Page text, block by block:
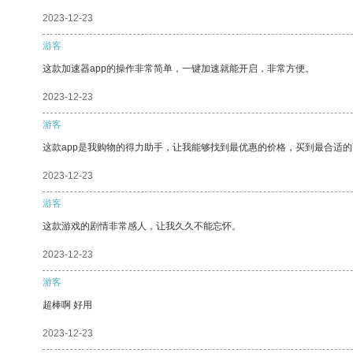
2023-12-23
游客
这款加速器app的操作非常简单，一键加速就能开启，非常方便。
2023-12-23
游客
这款app是我购物的得力助手，让我能够找到最优惠的价格，买到最合适
2023-12-23
游客
这款游戏的剧情非常感人，让我久久不能忘怀。
2023-12-23
游客
超棒啊 好用
2023-12-23